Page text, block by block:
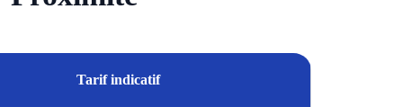
Tarif indicatif